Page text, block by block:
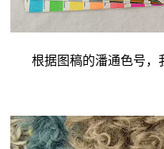
根据图稿的潘通色号，